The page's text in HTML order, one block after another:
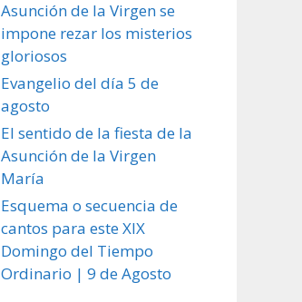
Asunción de la Virgen se
impone rezar los misterios
gloriosos
Evangelio del día 5 de
agosto
El sentido de la fiesta de la
Asunción de la Virgen
María
Esquema o secuencia de
cantos para este XIX
Domingo del Tiempo
Ordinario | 9 de Agosto